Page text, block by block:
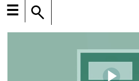
☰